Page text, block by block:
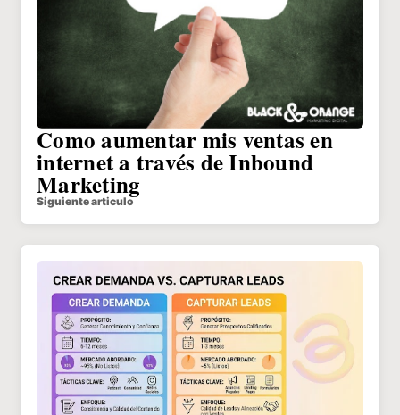
Como aumentar mis ventas en
internet a través de Inbound
Marketing
Siguiente articulo